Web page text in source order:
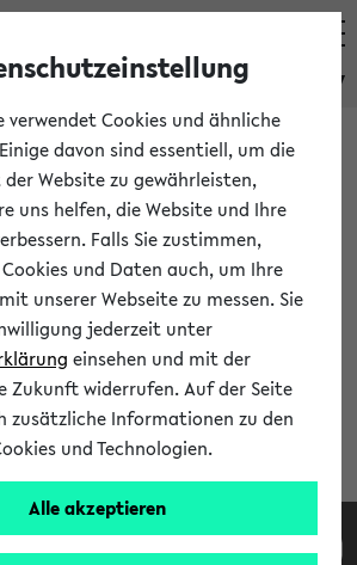
eKVV
eKVV Funktion zugreifen, die Ihnen
am System zur Verfügung
Sie sich an:
am eKVV
verwendet Cookies und ähnliche
davon sind essentiell, um die
Website zu gewährleisten,
uns helfen, die Website und Ihre
Falls Sie zustimmen,
und Daten auch, um Ihre
unserer Webseite zu messen. Sie
jederzeit unter
einsehen und mit der
Zukunft widerrufen. Auf der Seite
zusätzliche Informationen zu den
und Technologien.
Alle akzeptieren